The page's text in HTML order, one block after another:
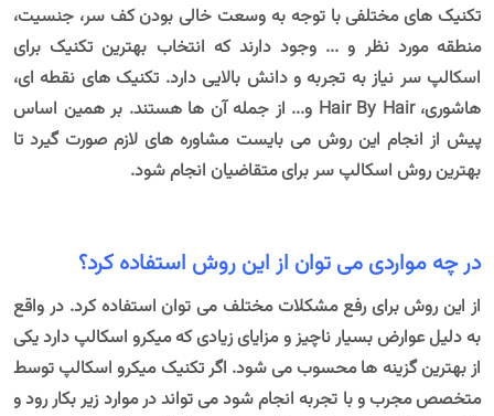
تکنیک های مختلفی با توجه به وسعت خالی بودن کف سر، جنسیت،
منطقه مورد نظر و ... وجود دارند که انتخاب بهترین تکنیک برای
اسکالپ سر نیاز به تجربه و دانش بالایی دارد. تکنیک های نقطه ای،
هاشوری، Hair By Hair و... از جمله آن ها هستند. بر همین اساس
پیش از انجام این روش می بایست مشاوره های لازم صورت گیرد تا
بهترین روش اسکالپ سر برای متقاضیان انجام شود.
در چه مواردی می توان از این روش استفاده کرد؟
از این روش برای رفع مشکلات مختلف می توان استفاده کرد. در واقع
به دلیل عوارض بسیار ناچیز و مزایای زیادی که میکرو اسکالپ دارد یکی
از بهترین گزینه ها محسوب می شود. اگر تکنیک میکرو اسکالپ توسط
متخصص مجرب و با تجربه انجام شود می تواند در موارد زیر بکار رود و